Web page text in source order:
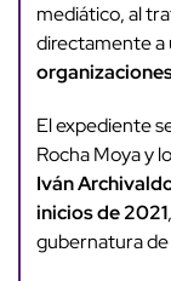
mediático, al
directamente a
El expediente
Rocha Moya y
Iván
inicios de 2021
gubernatura de